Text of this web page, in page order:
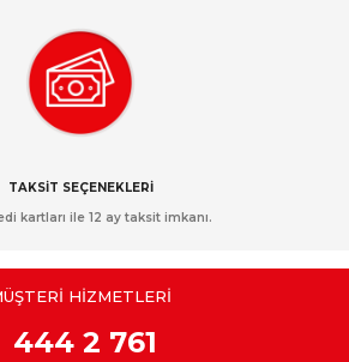
TAKSİT SEÇENEKLERİ
kartları ile 12 ay taksit imkanı.
HİZMETLERİ
444 2 761